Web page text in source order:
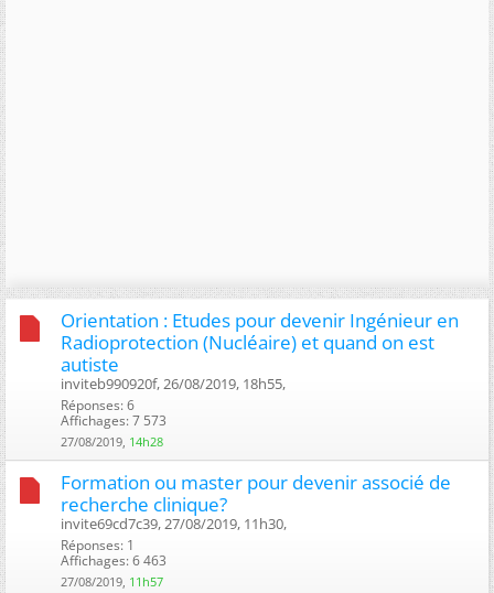
Orientation : Etudes pour devenir Ingénieur en
Radioprotection (Nucléaire) et quand on est
autiste
inviteb990920f, 26/08/2019, 18h55, ‎
Réponses: 6
Affichages: 7 573
27/08/2019, 14h28
Formation ou master pour devenir associé de
recherche clinique?
invite69cd7c39, 27/08/2019, 11h30, ‎
Réponses: 1
Affichages: 6 463
27/08/2019, 11h57